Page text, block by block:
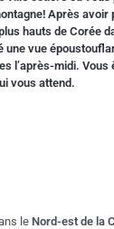
Après avoir
hauts de Corée
une vue
l’après-midi. Vous
vous attend.
le Nord-est de la